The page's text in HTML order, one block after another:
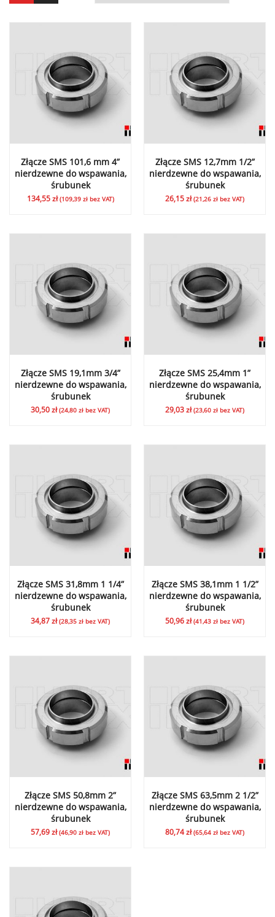
Złącze SMS 101,6 mm 4”
nierdzewne do wspawania,
śrubunek
134,55zł (109,39 złbez VAT)
Złącze SMS 12,7mm 1/2”
nierdzewne do wspawania,
śrubunek
26,15zł (21,26 zł bez VAT)
Złącze SMS 19,1mm 3/4”
nierdzewne do wspawania,
śrubunek
30,50zł (24,80 zł bez VAT)
Złącze SMS 25,4mm 1”
nierdzewne do wspawania,
śrubunek
29,03zł (23,60 zł bez VAT)
Złącze SMS 31,8mm 1 1/4”
nierdzewne do wspawania,
śrubunek
34,87zł (28,35 zł bez VAT)
Złącze SMS 38,1mm 1 1/2”
nierdzewne do wspawania,
śrubunek
50,96zł (41,43 zł bez VAT)
Złącze SMS 50,8mm 2”
nierdzewne do wspawania,
śrubunek
57,69zł (46,90 zł bez VAT)
Złącze SMS 63,5mm 2 1/2”
nierdzewne do wspawania,
śrubunek
80,74zł (65,64 zł bez VAT)